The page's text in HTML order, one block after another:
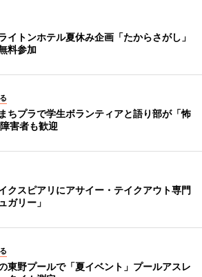
イトンホテル夏休み企画「たからさがし」
料参加
ちプラで学生ボランティアと語り部が「怖
害者も歓迎
クスピアリにアサイー・テイクアウト専門
ガリー」
東野プールで「夏イベント」プールアスレ